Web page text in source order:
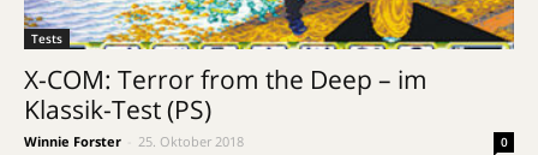
Tests
X-COM: Terror from the Deep – im
Klassik-Test (PS)
Winnie Forster 25. Oktober 2018 0